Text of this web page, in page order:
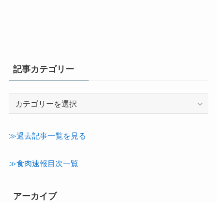
記事カテゴリー
テ
≫過去記事一覧を見る
≫食肉速報目次一覧
アーカイブ